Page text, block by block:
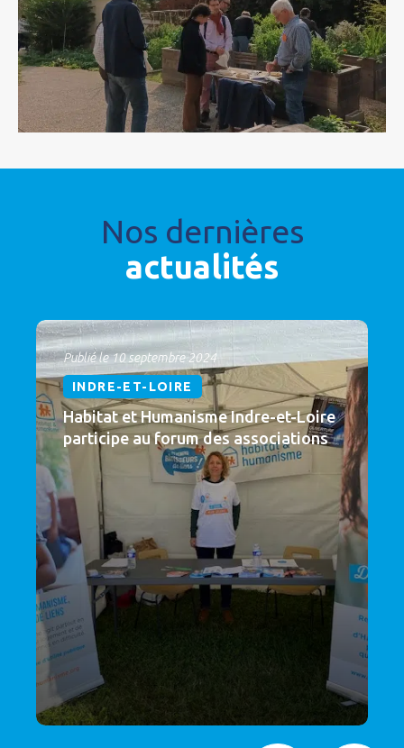
Nos dernières
actualités
Publié le 10 septembre 2024
INDRE-ET-LOIRE
Habitat et Humanisme Indre-et-Loire
participe au forum des associations